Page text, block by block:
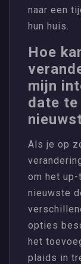
naar een
hun huis.
Hoe
mijn
date te
Als je op
om het
nieuwste
opties
het
plaids in